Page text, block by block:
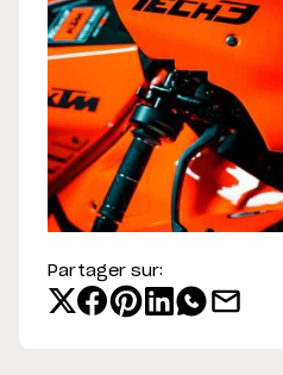
Partager sur: